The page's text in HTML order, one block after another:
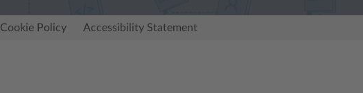
Cookie Policy Accessibility Statement